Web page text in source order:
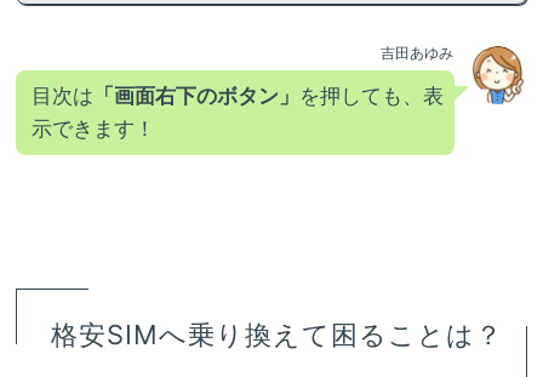
吉田あゆみ
目次は 「画面右下のボタン」 を押しても、表
示できます！
格安SIMへ乗り換えて困ることは？